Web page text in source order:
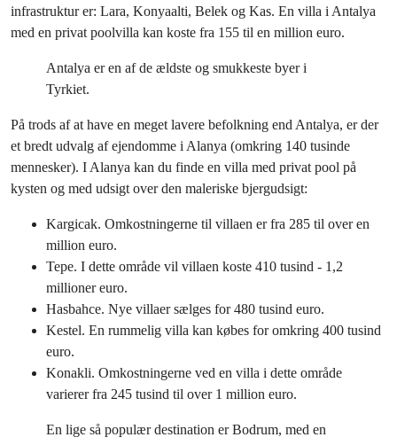
infrastruktur er: Lara, Konyaalti, Belek og Kas. En villa i Antalya
med en privat poolvilla kan koste fra 155 til en million euro.
Antalya er en af ​​de ældste og smukkeste byer i
Tyrkiet.
På trods af at have en meget lavere befolkning end Antalya, er der
et bredt udvalg af ejendomme i Alanya (omkring 140 tusinde
mennesker). I Alanya kan du finde en villa med privat pool på
kysten og med udsigt over den maleriske bjergudsigt:
Kargicak. Omkostningerne til villaen er fra 285 til over en
million euro.
Tepe. I dette område vil villaen koste 410 tusind - 1,2
millioner euro.
Hasbahce. Nye villaer sælges for 480 tusind euro.
Kestel. En rummelig villa kan købes for omkring 400 tusind
euro.
Konakli. Omkostningerne ved en villa i dette område
varierer fra 245 tusind til over 1 million euro.
En lige så populær destination er Bodrum, med en